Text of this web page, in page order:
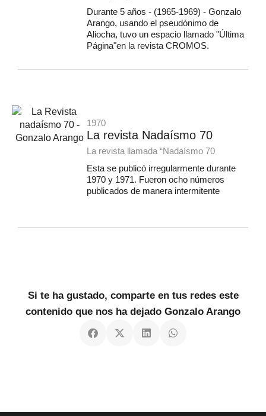
Durante 5 años - (1965-1969) - Gonzalo
Arango, usando el pseudónimo de
Aliocha, tuvo un espacio llamado "Última
Página"en la revista CROMOS.
1970
La revista Nadaísmo 70
La revista llamada “Nadaísmo 70
Esta se publicó irregularmente durante
1970 y 1971. Fueron ocho números
publicados de manera intermitente
Si te ha gustado, comparte en tus redes este
contenido que nos ha dejado Gonzalo Arango